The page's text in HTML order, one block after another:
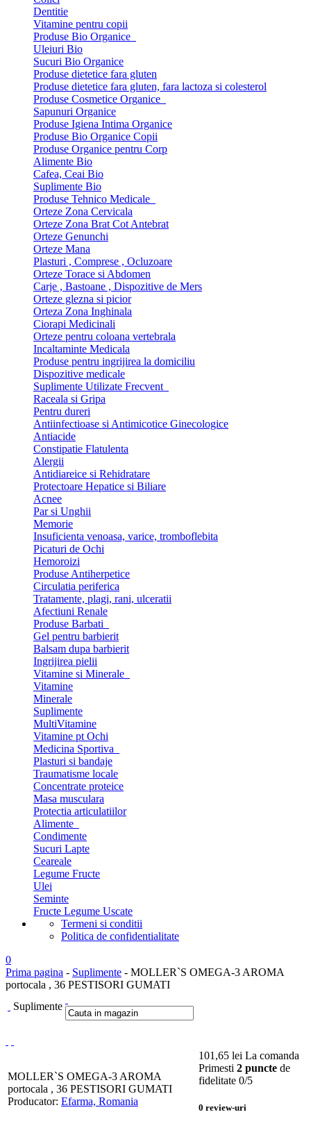
Dentitie
Vitamine pentru copii
Produse Bio Organice
Uleiuri Bio
Sucuri Bio Organice
Produse dietetice fara gluten
Produse dietetice fara gluten, fara lactoza si colesterol
Produse Cosmetice Organice
Sapunuri Organice
Produse Igiena Intima Organice
Produse Bio Organice Copii
Produse Organice pentru Corp
Alimente Bio
Cafea, Ceai Bio
Suplimente Bio
Produse Tehnico Medicale
Orteze Zona Cervicala
Orteze Zona Brat Cot Antebrat
Orteze Genunchi
Orteze Mana
Plasturi , Comprese , Ocluzoare
Orteze Torace si Abdomen
Carje , Bastoane , Dispozitive de Mers
Orteze glezna si picior
Orteza Zona Inghinala
Ciorapi Medicinali
Orteze pentru coloana vertebrala
Incaltaminte Medicala
Produse pentru ingrijirea la domiciliu
Dispozitive medicale
Suplimente Utilizate Frecvent
Raceala si Gripa
Pentru dureri
Antiinfectioase si Antimicotice Ginecologice
Antiacide
Constipatie Flatulenta
Alergii
Antidiareice si Rehidratare
Protectoare Hepatice si Biliare
Acnee
Par si Unghii
Memorie
Insuficienta venoasa, varice, tromboflebita
Picaturi de Ochi
Hemoroizi
Produse Antiherpetice
Circulatia periferica
Tratamente, plagi, rani, ulceratii
Afectiuni Renale
Produse Barbati
Gel pentru barbierit
Balsam dupa barbierit
Ingrijirea pielii
Vitamine si Minerale
Vitamine
Minerale
Suplimente
MultiVitamine
Vitamine pt Ochi
Medicina Sportiva
Plasturi si bandaje
Traumatisme locale
Concentrate proteice
Masa musculara
Protectia articulatiilor
Alimente
Condimente
Sucuri Lapte
Ceareale
Legume Fructe
Ulei
Seminte
Fructe Legume Uscate
Termeni si conditii
Politica de confidentialitate
0
Prima pagina - Suplimente - MOLLER`S OMEGA-3 AROMA
portocala , 36 PESTISORI GUMATI
Suplimente
MOLLER`S OMEGA-3 AROMA
portocala , 36 PESTISORI GUMATI
Producator: Efarma, Romania
101,65 lei La comanda
Primesti 2 puncte de
fidelitate 0/5
0 review-uri